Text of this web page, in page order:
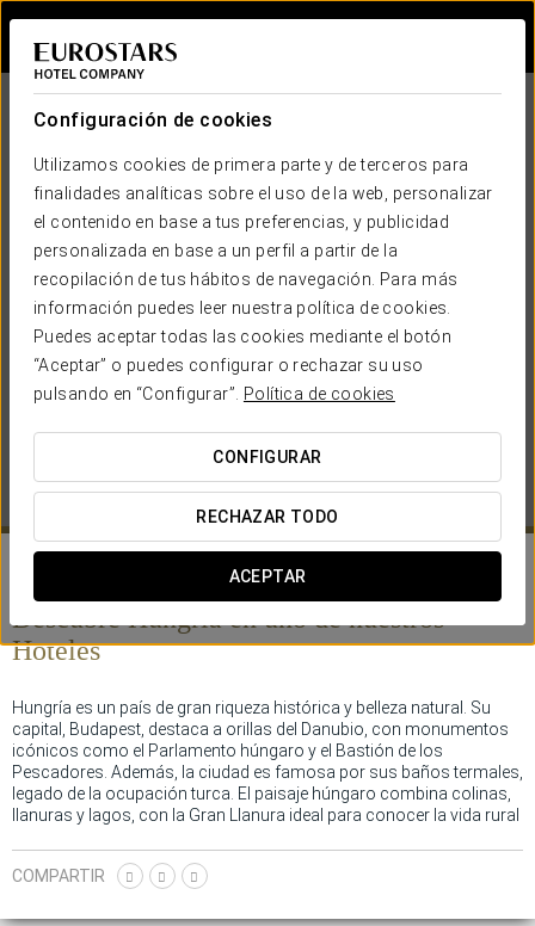
Configuración de cookies
Utilizamos cookies de primera parte y de terceros para
finalidades analíticas sobre el uso de la web, personalizar
el contenido en base a tus preferencias, y publicidad
personalizada en base a un perfil a partir de la
recopilación de tus hábitos de navegación. Para más
información puedes leer nuestra política de cookies.
Puedes aceptar todas las cookies mediante el botón
“Aceptar” o puedes configurar o rechazar su uso
pulsando en “Configurar”.
Política de cookies
CONFIGURAR
RECHAZAR TODO
ACEPTAR
EUROSTARS HOTEL COMPANY
¿CUÁNDO QUIERES IR?

Eurostars Hotel Company en Hungría
Descubre Hungría en uno de nuestros
Hoteles
Hungría es un país de gran riqueza histórica y belleza natural. Su
capital, Budapest, destaca a orillas del Danubio, con monumentos
icónicos como el Parlamento húngaro y el Bastión de los
Pescadores. Además, la ciudad es famosa por sus baños termales,
legado de la ocupación turca. El paisaje húngaro combina colinas,
llanuras y lagos, con la Gran Llanura ideal para conocer la vida rural
como Bartók y Liszt. Su patrimonio cultural y paisajístico la
COMPARTIR